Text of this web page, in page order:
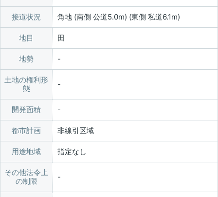
接道状況 角地 (南側 公道5.0m) (東側 私道6.1m)
地目 田
地勢
土地の権利形
態
開発面積
都市計画 非線引区域
用途地域 指定なし
その他法令上
の制限